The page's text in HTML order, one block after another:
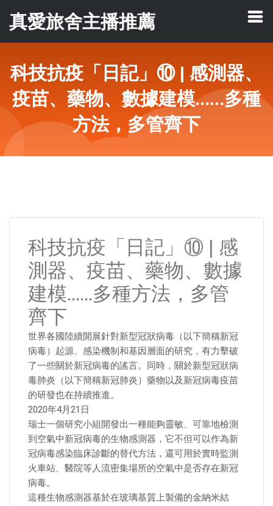
真愛旅舍主播推薦
科技抗疫「日記」⑩ | 感測器、
疫苗、藥物、數據建模……多種
方法，多管齊下
科技抗疫「日記」⑩ | 感
測器、疫苗、藥物、數據
建模……多種方法，多管
齊下
世界各國陸續開展針對新型冠狀病毒（以下簡稱新冠
病毒）起源、感染機制和基因層面的研究，有力擊破
了一些關於新冠病毒的謠言。同時，關於新型冠狀病
毒肺炎（以下簡稱新冠肺炎）藥物以及新冠病毒疫苗
的研發也在持續推進。
2020年4月21日
瑞士一個研究小組開發出一種能夠靈敏、可靠地檢測
到空氣中新冠病毒的生物感測器，它不但可以作為新
冠病毒感染臨床診斷的替代方法，還可用於實時監測
火車站、醫院等人流密集場所的空氣中是否存在新冠
病毒。
這種生物感測器基於在玻璃基質上製備的金納米結